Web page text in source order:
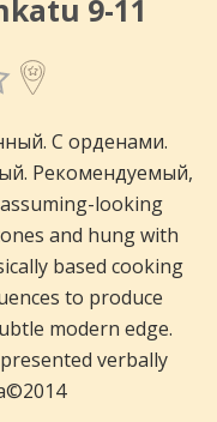
9-11
С орденами.
Рекомендуемый,
looking
and hung with
based cooking
to produce
modern edge.
verbally